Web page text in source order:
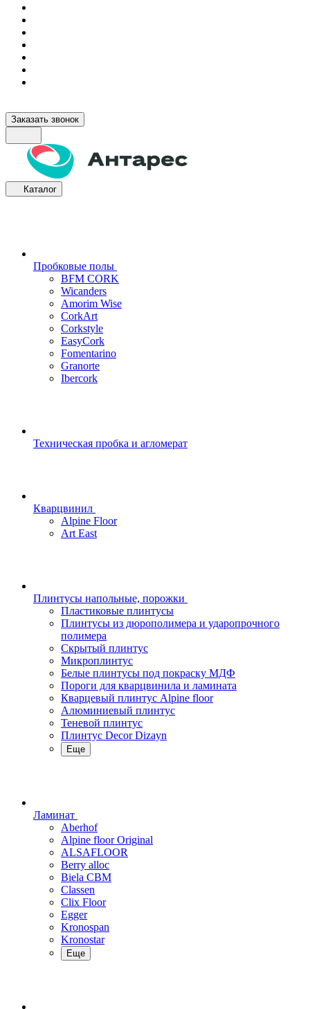
Заказать звонок
Каталог
Пробковые полы
BFM CORK
Wicanders
Amorim Wise
CorkArt
Corkstyle
EasyCork
Fomentarino
Granorte
Ibercork
Техническая пробка и агломерат
Кварцвинил
Alpine Floor
Art East
Плинтусы напольные, порожки
Пластиковые плинтусы
Плинтусы из дюрополимера и ударопрочного
полимера
Скрытый плинтус
Микроплинтус
Белые плинтусы под покраску МДФ
Пороги для кварцвинила и ламината
Кварцевый плинтус Alpine floor
Алюминиевый плинтус
Теневой плинтус
Плинтус Decor Dizayn
Еще
Ламинат
Aberhof
Alpine floor Original
ALSAFLOOR
Berry alloc
Biela CBM
Classen
Clix Floor
Egger
Kronospan
Kronostar
Еще